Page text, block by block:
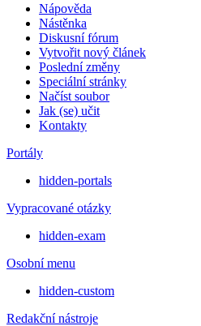
Nápověda
Nástěnka
Diskusní fórum
Vytvořit nový článek
Poslední změny
Speciální stránky
Načíst soubor
Jak (se) učit
Kontakty
Portály
hidden-portals
Vypracované otázky
hidden-exam
Osobní menu
hidden-custom
Redakční nástroje